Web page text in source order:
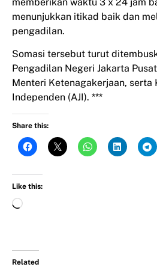
menunjukkan itikad baik dan
pengadilan.
Somasi tersebut turut
Pengadilan Negeri Jakarta
Menteri Ketenagakerjaan, serta
Independen (AJI). ***
Share this:
Like this:
Related